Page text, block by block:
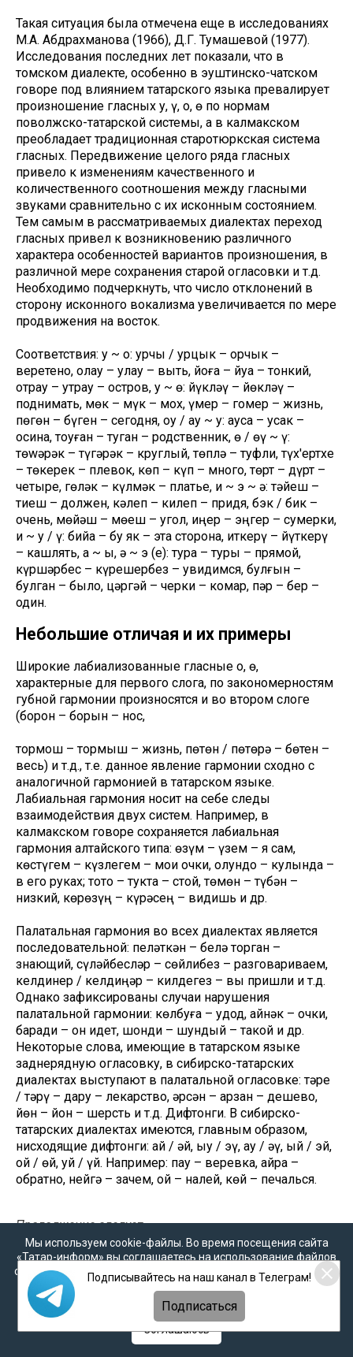
Такая ситуация была отмечена еще в исследованиях
М.А. Абдрахманова (1966), Д.Г. Тумашевой (1977).
Исследования последних лет показали, что в
томском диалекте, особенно в эуштинско-чатском
говоре под влиянием татарского языка превалирует
произношение гласных у, ү, о, ө по нормам
поволжско-татарской системы, а в калмакском
преобладает традиционная старотюркская система
гласных. Передвижение целого ряда гласных
привело к изменениям качественного и
количественного соотношения между гласными
звуками сравнительно с их исконным состоянием.
Тем самым в рассматриваемых диалектах переход
гласных привел к возникновению различного
характера особенностей вариантов произношения, в
различной мере сохранения старой огласовки и т.д.
Необходимо подчеркнуть, что число отклонений в
сторону исконного вокализма увеличивается по мере
продвижения на восток.
Соответствия: у ~ о: урчық / урцык – орчык –
веретено, олау – улау – выть, йоға – йуқа – тонкий,
отрау – утрау – остров, у ~ ө: йүклəү – йөклəү –
поднимать, мөк – мүк – мох, үмер – гомер – жизнь,
пөгөн – бүген – сегодня, оу / ау ~ у: аусақ – усак –
осина, тоуған – туган – родственник, ө / өү ~ ү:
төwəрəк – түгəрəк – круглый, төплə – туфли, түх'ертхе
– төкерек – плевок, көп – күп – много, төрт – дүрт –
четыре, гөлəк – күлмəк – платье, и ~ э ~ ə: тəйеш –
тиеш – должен, кəлеп – килеп – придя, бэк / бик –
очень, мөйəш – мөеш – угол, иңер – эңгер – сумерки,
и ~ у / ү: бийақ – бу як – эта сторона, иткерү – йүткерү
– кашлять, а ~ ы, ə ~ э (е): тура – туры – прямой,
күршəрбес – күрешербез – увидимся, булғын –
булган – было, цəргəй – черки – комар, пəр – бер –
один.
Небольшие отличая и их примеры
Широкие лабиализованные гласные о, ө,
характерные для первого слога, по закономерностям
губной гармонии произносятся и во втором слоге
(борон – борын – нос,
тормош – тормыш – жизнь, пөтөн / пөтөрə – бөтен –
весь) и т.д., т.е. данное явление гармонии сходно с
аналогичной гармонией в татарском языке.
Лабиальная гармония носит на себе следы
взаимодействия двух систем. Например, в
калмакском говоре сохраняется лабиальная
гармония алтайского типа: өзүм – үзем – я сам,
көстүгем – күзлегем – мои очки, қолундо – кулында –
в его руках; тоқто – тукта – стой, төмөн – түбəн –
низкий, көрөзүң – күрəсең – видишь и др.
Палатальная гармония во всех диалектах является
последовательной: пелəткəн – белə торган –
знающий, сүлəйбеслəр – сөйлибез – разговариваем,
келдинер / келдиңəр – килдегез – вы пришли и т.д.
Однако зафиксированы случаи нарушения
палатальной гармонии: көлбуға – удод, айнəк – очки,
баради – он идет, шонди – шундый – такой и др.
Некоторые слова, имеющие в татарском языке
заднерядную огласовку, в сибирско-татарских
диалектах выступают в палатальной огласовке: тəре
/ тəрү – дару – лекарство, əрсəн – арзан – дешево,
йөн – йон – шерсть и т.д. Дифтонги. В сибирско-
татарских диалектах имеются, главным образом,
нисходящие дифтонги: ай / əй, ыу / эү, ау / əү, ый / эй,
ой / өй, уй / үй. Например: пау – веревка, қайра –
обратно, нейгə – зачем, қой – налей, көй – печалься.
Продолжение следует
: Рамазанова Дария Байрамовна
Источник
: «История и культура татар Западной
Подготовил: Владислав Безменов, «Миллиард.Татар
Фото на анонсе: из открытых источников
Мы используем cookie-файлы. Во время посещения сайта
«Татар-информ» вы соглашаетесь на использование файлов
cookie в соответствии с настоящим уведомлением, согласием
наобработку персональных данных,Политикой о
персональных данных
Политикой конфиденциальности
Соглашаюсь
Подписывайтесь на наш канал в Телеграм!
Подписаться